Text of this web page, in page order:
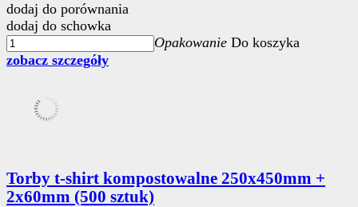
dodaj do porównania
dodaj do schowka
Opakowanie Do koszyka
zobacz szczegóły
Torby t-shirt kompostowalne 250x450mm +
2x60mm (500 sztuk)